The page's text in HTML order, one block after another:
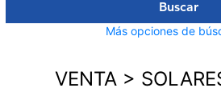
Buscar
Más opciones de
VENTA >